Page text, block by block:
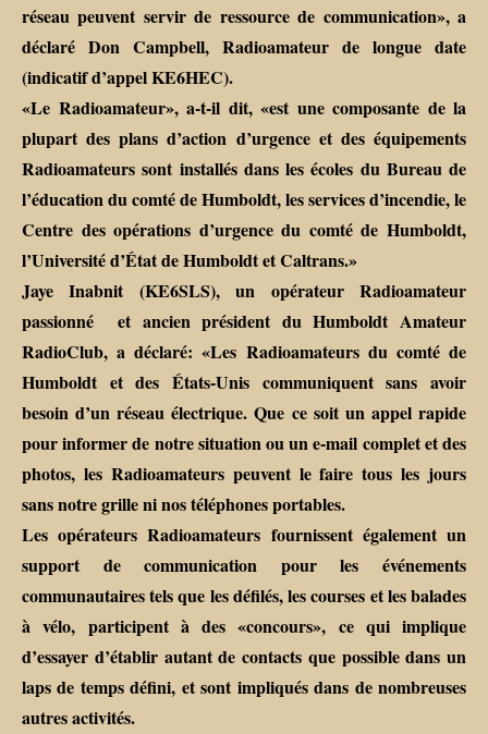
réseau peuvent servir de ressource de communication», a
déclaré Don Campbell, Radioamateur de longue date
(indicatif d’appel KE6HEC).
«Le Radioamateur», a-t-il dit, «est une composante de la
plupart des plans d’action d’urgence et des équipements
Radioamateurs sont installés dans les écoles du Bureau de
l’éducation du comté de Humboldt, les services d’incendie, le
Centre des opérations d’urgence du comté de Humboldt,
l’Université d’État de Humboldt et Caltrans.»
Jaye Inabnit (KE6SLS), un opérateur Radioamateur
passionné et ancien président du Humboldt Amateur
RadioClub, a déclaré: «Les Radioamateurs du comté de
Humboldt et des États-Unis communiquent sans avoir
besoin d’un réseau électrique. Que ce soit un appel rapide
pour informer de notre situation ou un e-mail complet et des
photos, les Radioamateurs peuvent le faire tous les jours
sans notre grille ni nos téléphones portables.
Les opérateurs Radioamateurs fournissent également un
support de communication pour les événements
communautaires tels que les défilés, les courses et les balades
à vélo, participent à des «concours», ce qui implique
d’essayer d’établir autant de contacts que possible dans un
laps de temps défini, et sont impliqués dans de nombreuses
autres activités.